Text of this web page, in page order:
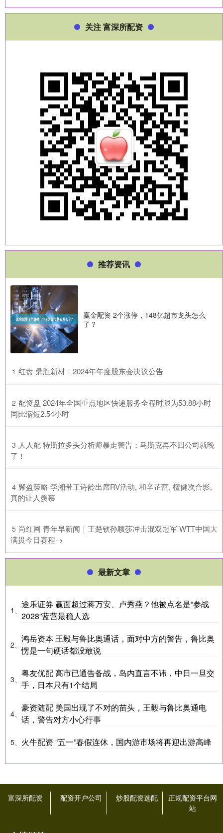
关注 富深所配资
推荐资讯
赢金配资 2个涨停，148亿超市龙头怎么
了？
1 ​红盘 鼎胜新材：2024年年度股东会决议公告
2 ​配资盘 2024年全国重点地区快递服务全程时限为53.88小时
同比缩短2.54小时
3 ​人人配 特斯拉多头分析师暴走警告：马斯克再不回公司就晚
了！
4 ​聚盈策略 李湘带王诗龄出席RV活动, 和辛芷蕾, 檀健次合影,
真的让人羡慕
5 ​尚红网 青年早新闻｜王楚钦孙颖莎冲击混双冠军 WTT中国大
满贯今日赛程→
最新文章
1、
途乐证券 赢面超过蒋万安、卢秀燕？他被点名是“参战
2028”蓝营最稳人选
2、
鸿岳资本 王毅与鲁比奥通话，面对中方的警告，鲁比奥
愣是一句硬话都没敢说
3、
粤友优配 高市已通告备战，岛内直言不讳，中日一旦交
手，日本只有1个结局
4、
豪资随配 美国出现了不对的苗头，王毅与鲁比奥通电
话，警告对方小心行事
5、 火牛配资 “五一”春假连休，国内游市场将再迎出游高峰
富深所配资 配资开户公司 炒股配资选配
正规配资平台网
站